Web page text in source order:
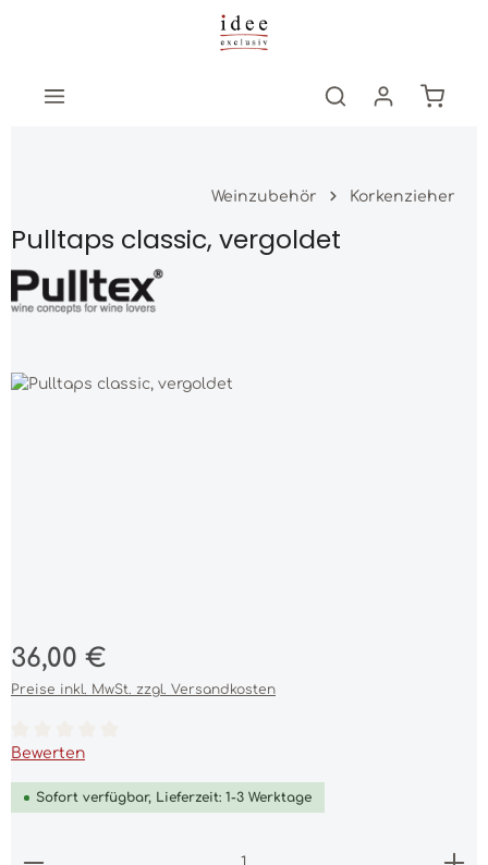
Zum Hauptinhalt springen
Weinzubehör Korkenzieher
Pulltaps classic, vergoldet
Bildergalerie überspringen
Regulärer Preis:
36,00 €
Preise inkl. MwSt. zzgl. Versandkosten
Durchschnittliche Bewertung von 0 von 5 Sternen
Bewerten
Sofort verfügbar, Lieferzeit: 1-3 Werktage
Produkt Anzahl: Gib den gewünschten Wert